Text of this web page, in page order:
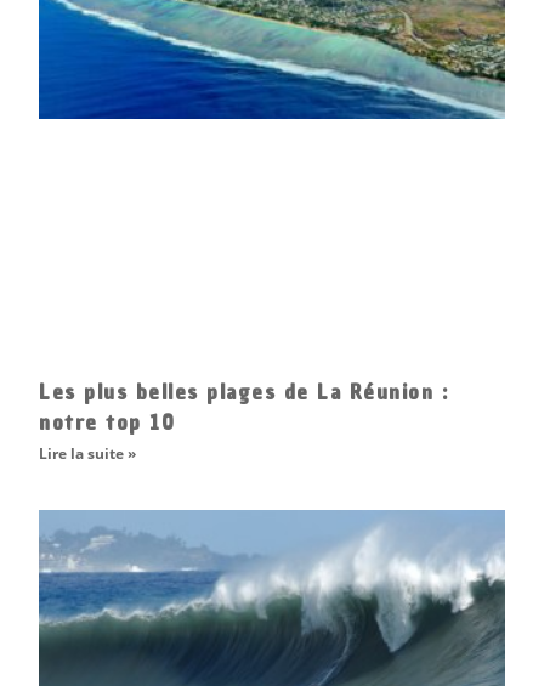
Les plus belles plages de La Réunion :
notre top 10
Lire la suite »